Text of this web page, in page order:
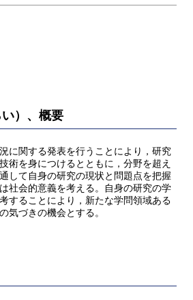
）、概要
に関する発表を行うことにより，研究
術を身につけるとともに，分野を超え
して自身の研究の現状と問題点を把握
社会的意義を考える。自身の研究の学
することにより，新たな学問領域ある
気づきの機会とする。